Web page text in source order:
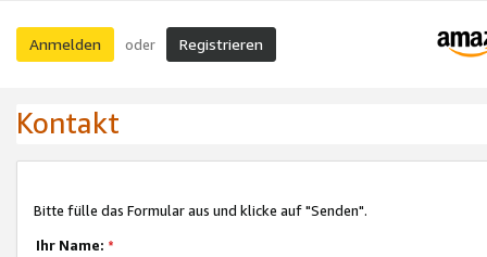
Anmelden oder Registrieren
Kontakt
Bitte fülle das Formular aus und klicke auf "Senden".
Ihr Name: *